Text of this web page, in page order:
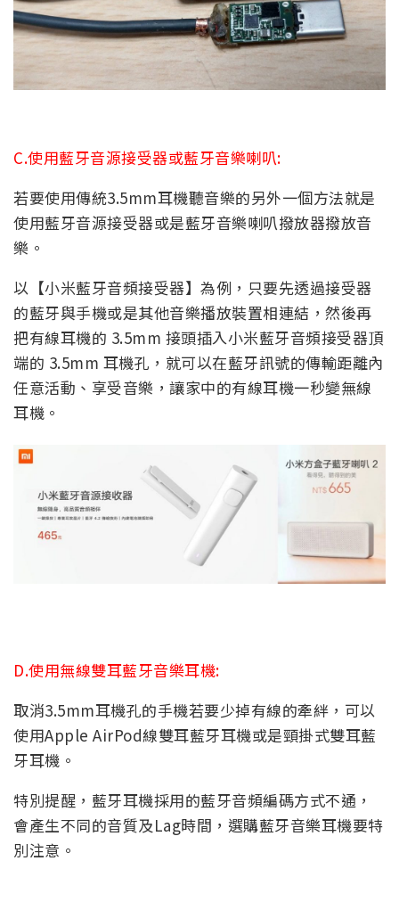
C.使用藍牙音源接受器或藍牙音樂喇叭:
若要使用傳統3.5mm耳機聽音樂的另外一個方法就是
使用藍牙音源接受器或是藍牙音樂喇叭撥放器撥放音
樂。
以【小米藍牙音頻接受器】為例，只要先透過接受器
的藍牙與手機或是其他音樂播放裝置相連結，然後再
把有線耳機的 3.5mm 接頭插入小米藍牙音頻接受器頂
端的 3.5mm 耳機孔，就可以在藍牙訊號的傳輸距離內
任意活動、享受音樂，讓家中的有線耳機一秒變無線
耳機。
D.使用無線雙耳藍牙音樂耳機:
取消3.5mm耳機孔的手機若要少掉有線的牽絆，可以
使用Apple AirPod線雙耳藍牙耳機或是頸掛式雙耳藍
牙耳機。
特別提醒，藍牙耳機採用的藍牙音頻編碼方式不通，
會產生不同的音質及Lag時間，選購藍牙音樂耳機要特
別注意。